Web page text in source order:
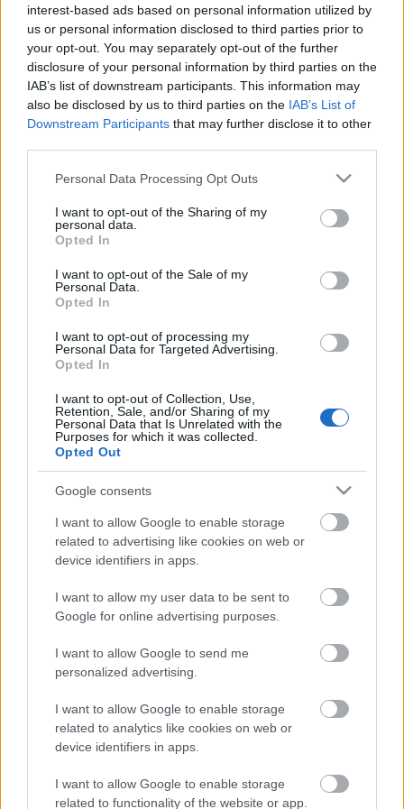
interest-based ads based on personal information utilized by
us or personal information disclosed to third parties prior to
your opt-out. You may separately opt-out of the further
disclosure of your personal information by third parties on the
IAB’s list of downstream participants. This information may
also be disclosed by us to third parties on the IAB’s List of
Downstream Participants that may further disclose it to other
Please note that this website/app uses one or more Google
not limited to your visit or usage behaviour. You may click to
grant or deny consent to Google and its third-party tags to
use your data for below specified purposes in below Google
consent section.
Personal Data Processing Opt Outs
I want to opt-out of the Sharing of my
personal data.
Opted In
I want to opt-out of the Sale of my
Personal Data.
Opted In
I want to opt-out of processing my
Personal Data for Targeted Advertising.
Opted In
I want to opt-out of Collection, Use,
Retention, Sale, and/or Sharing of my
Personal Data that Is Unrelated with the
Purposes for which it was collected.
Opted Out
Google consents
I want to allow Google to enable storage
related to advertising like cookies on web or
device identifiers in apps.
I want to allow my user data to be sent to
Google for online advertising purposes.
I want to allow Google to send me
personalized advertising.
I want to allow Google to enable storage
related to analytics like cookies on web or
device identifiers in apps.
I want to allow Google to enable storage
related to functionality of the website or app.
Forrás: robots.net
Címkék:előadás quadrocopter
Ajánlott bejegyzések:
Megnyitja kapuit a Technics Playground
robotikai oktatóközpont Győrben !
Könyvajánló: Greg Borenstein: Making
Things See